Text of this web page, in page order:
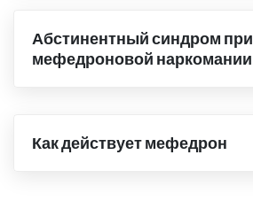
Абстинентный синдром при
мефедроновой наркомании
Как действует мефедрон